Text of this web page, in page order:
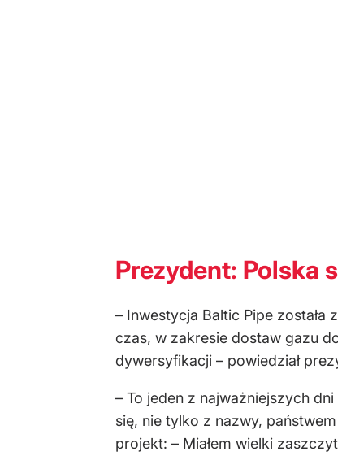
Prezydent: Polska
– Inwestycja Baltic Pipe
czas, w zakresie dostaw gazu
dywersyfikacji – powiedział
– To jeden z najważniejszych
się, nie tylko z nazwy,
projekt: – Miałem wielki